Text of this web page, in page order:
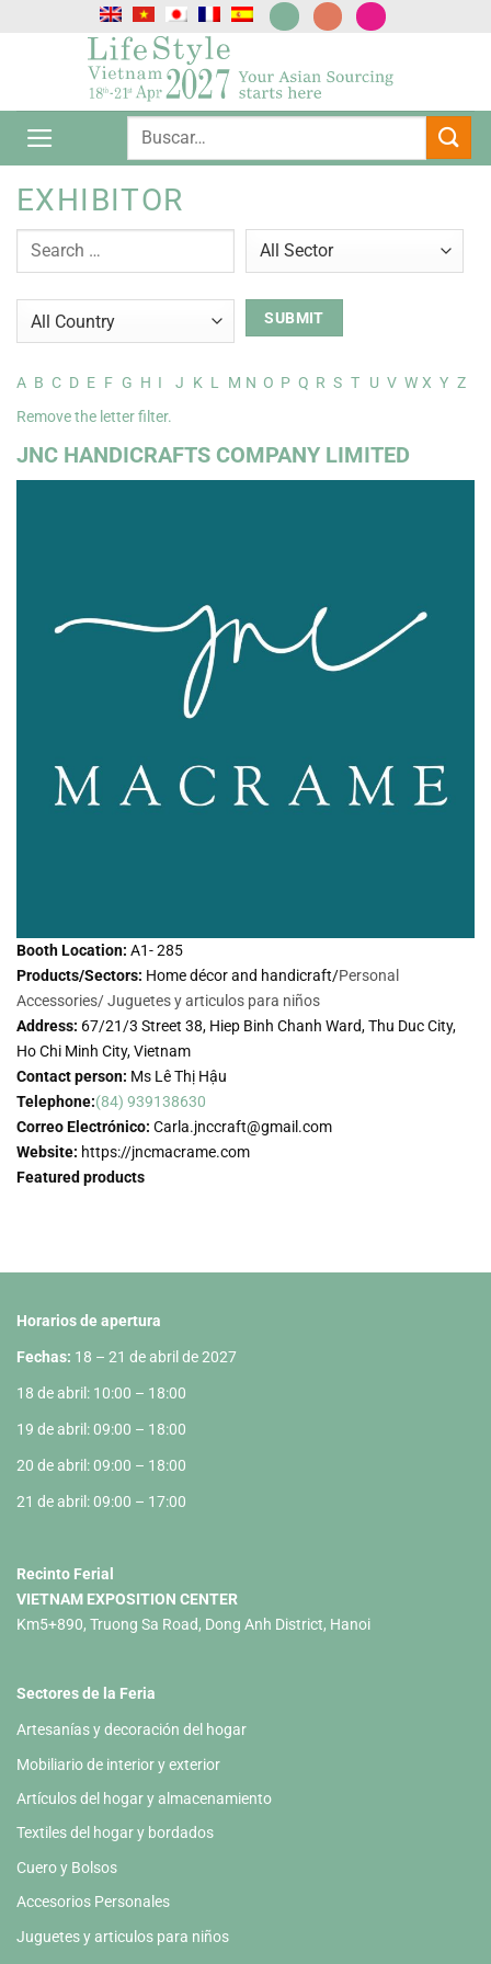
EXHIBITOR
A B C D E F G H I J K L M N O P Q R S T U V W X Y Z
Remove the letter filter.
JNC HANDICRAFTS COMPANY LIMITED
Booth Location: A1- 285
Products/Sectors: Home décor and handicraft/Personal
Accessories/Juguetes y articulos para niños
Address: 67/21/3 Street 38, Hiep Binh Chanh Ward, Thu Duc City,
Ho Chi Minh City, Vietnam
Contact person: Ms Lê Thị Hậu
Telephone:(84) 939138630
Correo Electrónico: Carla.jnccraft@gmail.com
Website: https://jncmacrame.com
Featured products
Horarios de apertura
Fechas: 18 – 21 de abril de 2027
18 de abril: 10:00 – 18:00
19 de abril: 09:00 – 18:00
20 de abril: 09:00 – 18:00
21 de abril: 09:00 – 17:00
Recinto Ferial
VIETNAM EXPOSITION CENTER
Km5+890, Truong Sa Road, Dong Anh District, Hanoi
Sectores de la Feria
Artesanías y decoración del hogar
Mobiliario de interior y exterior
Artículos del hogar y almacenamiento
Textiles del hogar y bordados
Cuero y Bolsos
Accesorios Personales
Juguetes y articulos para niños